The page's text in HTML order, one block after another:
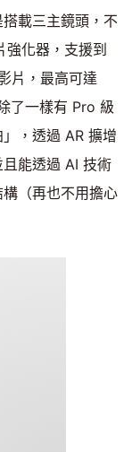
載三主鏡頭，不
化器，支援到
片，最高可達
了一樣有 Pro 級
，透過 AR 擴增
能透過 AI 技術
（再也不用擔心